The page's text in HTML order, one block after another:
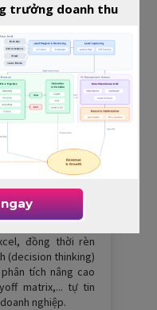
Strategy
đồng thời rèn
(decision thinking)
tích nâng cao
matrix,... tự tin
nghiệp.
trưởng doanh thu